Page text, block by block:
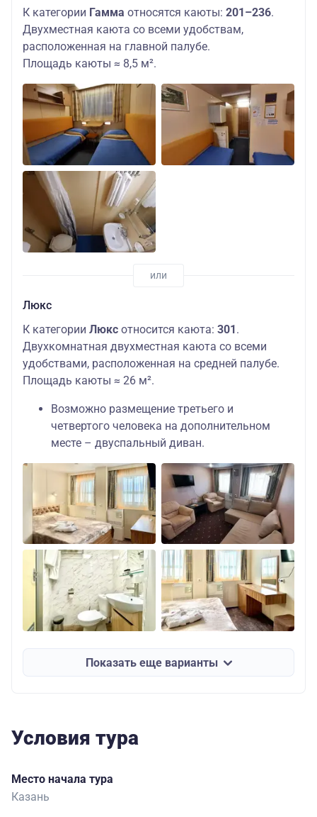
К категории Гамма относятся каюты: 201–236.
Двухместная каюта со всеми удобствам,
расположенная на главной палубе.
Площадь каюты ≈ 8,5 м².
Люкс
К категории Люкс относится каюта: 301.
Двухкомнатная двухместная каюта со всеми
удобствами, расположенная на средней палубе.
Площадь каюты ≈ 26 м².
Возможно размещение третьего и
четвертого человека на дополнительном
месте – двуспальный диван.
Показать еще варианты
Условия тура
Место начала тура
Казань